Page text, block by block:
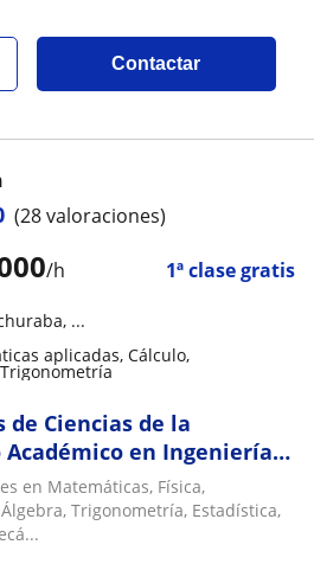
Contactar
/h 1ª clase gratis
(28 valoraciones)
...
aplicadas, Cálculo,
de Ciencias de la
en Ingeniería
en Matemáticas, Física,
Trigonometría, Estadística,